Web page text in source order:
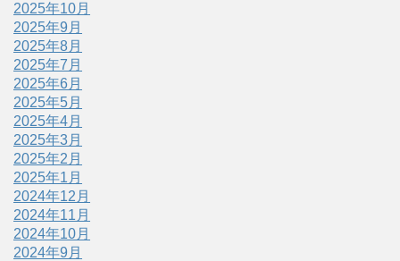
2025年10月
2025年9月
2025年8月
2025年7月
2025年6月
2025年5月
2025年4月
2025年3月
2025年2月
2025年1月
2024年12月
2024年11月
2024年10月
2024年9月